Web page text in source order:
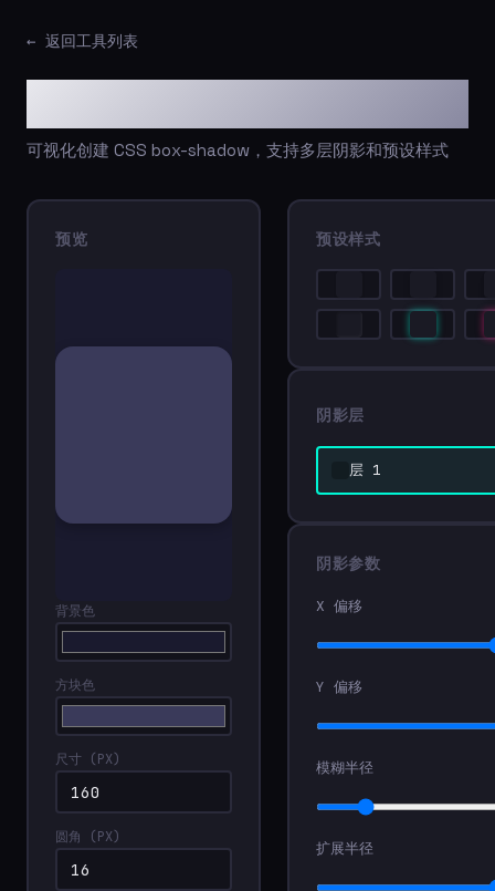
← 返回工具列表
可视化创建 CSS box-shadow，支持多层阴影和预设样式
预览
背景色
方块色
尺寸 (PX)
圆角 (PX)
预设样式
阴影层
层 1
阴影参数
X 偏移
Y 偏移
模糊半径
扩展半径